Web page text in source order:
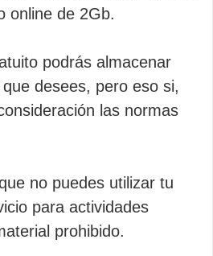
online de 2Gb.
podrás almacenar
desees, pero eso si,
las normas
no puedes utilizar tu
para actividades
prohibido.